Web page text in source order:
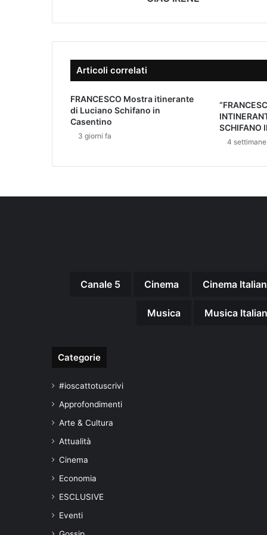
z
e
a
i
l
Articoli correlati
FRANCESCO Mostra itinerante
di Luciano Schifano in
Casentino
3 giorni fa
SCHIFANO
4
Canale 5 Cinema Cinema
Musica Musica
Categorie
#ioscattotuscrivi
Approfondimenti
Arte & Cultura
Attualità
Cinema
Economia
ESCLUSIVE
Eventi